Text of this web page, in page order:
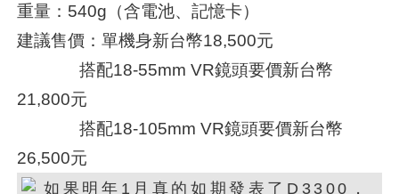
重量：540g（含電池、記憶卡）
建議售價：單機身新台幣18,500元
搭配18-55mm VR鏡頭要價新台幣
21,800元
搭配18-105mm VR鏡頭要價新台幣
26,500元